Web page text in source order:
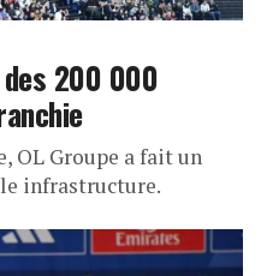
200 000
OL Groupe a fait un
infrastructure.